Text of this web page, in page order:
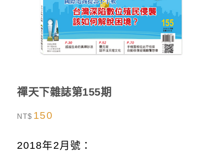
禪天下雜誌第155期
NT$ 150
2018年2月號：